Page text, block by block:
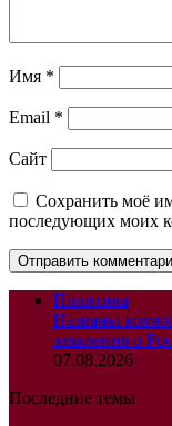
Имя *
Email *
Сайт
Сохранить моё
последующих моих
Политика
Названы
заявления о
07.08.2026
Последние темы